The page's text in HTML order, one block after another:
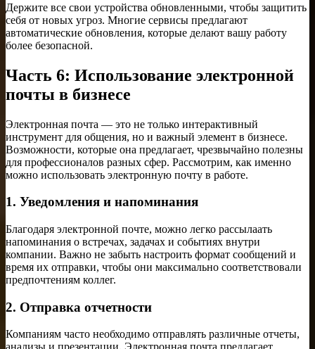
Держите все свои устройства обновленными, чтобы защитить
себя от новых угроз. Многие сервисы предлагают
автоматические обновления, которые делают вашу работу
более безопасной.
Часть 6: Использование электронной
почты в бизнесе
Электронная почта — это не только интерактивный
инструмент для общения, но и важный элемент в бизнесе.
Возможности, которые она предлагает, чрезвычайно полезны
для профессионалов разных сфер. Рассмотрим, как именно
можно использовать электронную почту в работе.
1. Уведомления и напоминания
Благодаря электронной почте, можно легко рассылаать
напоминания о встречах, задачах и событиях внутри
компании. Важно не забыть настроить формат сообщений и
время их отправки, чтобы они максимально соответствовали
предпочтениям коллег.
2. Отправка отчетности
Компаниям часто необходимо отправлять различные отчеты,